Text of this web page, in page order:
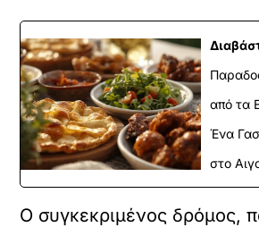
από τα
Ένα
στο
Ο συγκεκριμένος δρόμος,